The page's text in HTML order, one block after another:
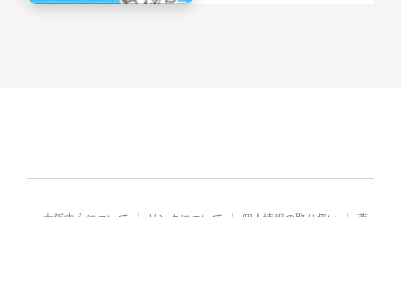
大阪中心について リンクについて 個人情報の取り扱い
著